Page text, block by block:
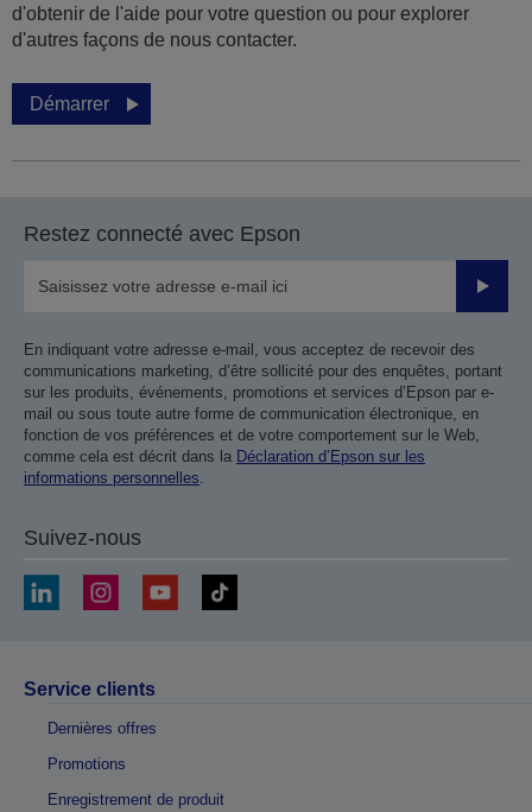
d'obtenir de l'aide pour votre question ou pour explorer
d'autres façons de nous contacter.
Démarrer
Restez connecté avec Epson
Valider
En indiquant votre adresse e-mail, vous acceptez de recevoir des
communications marketing, d’être sollicité pour des enquêtes, portant
sur les produits, événements, promotions et services d’Epson par e-
mail ou sous toute autre forme de communication électronique, en
fonction de vos préférences et de votre comportement sur le Web,
comme cela est décrit dans la Déclaration d’Epson sur les
informations personnelles.
Suivez-nous
Service clients
Dernières offres
Promotions
Enregistrement de produit